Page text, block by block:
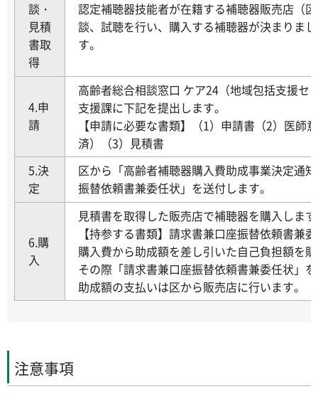
談・
見積
書取
得
認定補聴器技能者が在籍する補聴器販売店（
談、試聴を行い、購入する補聴器が決まりま
す。
4.申
請
高齢者総合相談窓口 ケア24（地域包括支援セ
支援課に下記を提出します。
【申請に必要な書類】（1）申請書（2）医師
済）（3）見積書
5.決
定
区から「高齢者補聴器購入費助成事業決定通
振替依頼書兼委任状」を送付します。
6.購
入
見積書を取得した販売店で補聴器を購入しま
【持参する書類】請求書兼口座振替依頼書兼
購入費から助成額を差し引いた自己負担額を
その際「請求書兼口座振替依頼書兼委任状」
助成額の支払いは区から販売店に行います。
注意事項